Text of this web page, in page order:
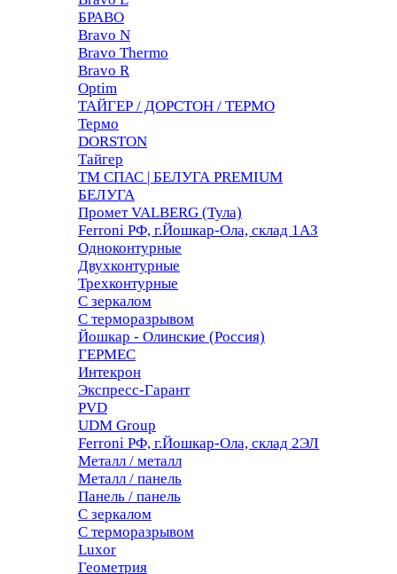
БРАВО
Bravo N
Bravo Thermo
Bravo R
Optim
ТАЙГЕР / ДОРСТОН / ТЕРМО
Термо
DORSTON
Тайгер
ТМ СПАС | БЕЛУГА PREMIUM
БЕЛУГА
Промет VALBERG (Тула)
Ferroni РФ, г.Йошкар-Ола, склад 1АЗ
Одноконтурные
Двухконтурные
Трехконтурные
С зеркалом
С терморазрывом
Йошкар - Олинские (Россия)
ГЕРМЕС
Интекрон
Экспресс-Гарант
PVD
UDM Group
Ferroni РФ, г.Йошкар-Ола, склад 2ЭЛ
Металл / металл
Металл / панель
Панель / панель
С зеркалом
С терморазрывом
Luxor
Геометрия